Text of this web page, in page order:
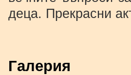
деца. Прекрасни
Галерия